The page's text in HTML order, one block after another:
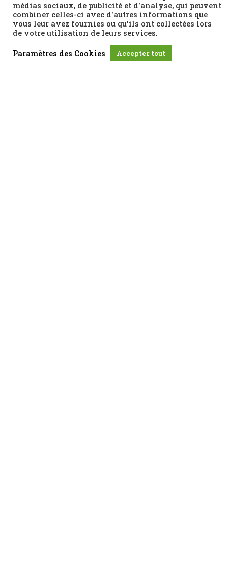
médias sociaux, de publicité et d'analyse, qui peuvent
combiner celles-ci avec d'autres informations que
vous leur avez fournies ou qu'ils ont collectées lors
de votre utilisation de leurs services.
Paramètres des Cookies Accepter tout